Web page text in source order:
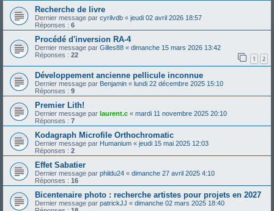
Recherche de livre
Dernier message par cyrilvdb « jeudi 02 avril 2026 18:57
Réponses : 6
Procédé d'inversion RA-4
Dernier message par Gilles88 « dimanche 15 mars 2026 13:42
Réponses : 22 1 2
Développement ancienne pellicule inconnue
Dernier message par Benjamin « lundi 22 décembre 2025 15:10
Réponses : 9
Premier Lith!
Dernier message par laurent.c « mardi 11 novembre 2025 20:10
Réponses : 7
Kodagraph Microfile Orthochromatic
Dernier message par Humanium « jeudi 15 mai 2025 12:03
Réponses : 2
Effet Sabatier
Dernier message par phildu24 « dimanche 27 avril 2025 4:10
Réponses : 16
Bicentenaire photo : recherche artistes pour projets en 2027
Dernier message par patrickJJ « dimanche 02 mars 2025 18:40